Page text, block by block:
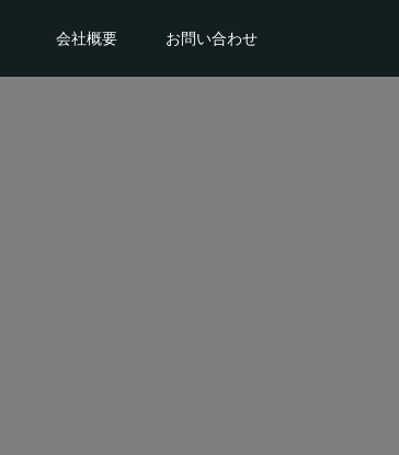
会社概要 お問い合わせ